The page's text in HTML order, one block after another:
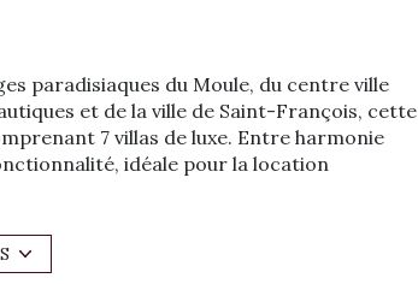
paradisiaques du Moule, du centre ville
et de la ville de Saint-François, cette
7 villas de luxe. Entre harmonie
idéale pour la location
sur une terrasse de 51 m2, offrant
au sel, invitant à la détente.